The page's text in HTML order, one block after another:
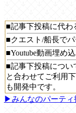
■記事下投稿に代わ
■クエスト/船長で
■Youtube動画埋め
■記事下投稿につい
と合わせてご利用
も開発中です。
▶みんなのパーティ